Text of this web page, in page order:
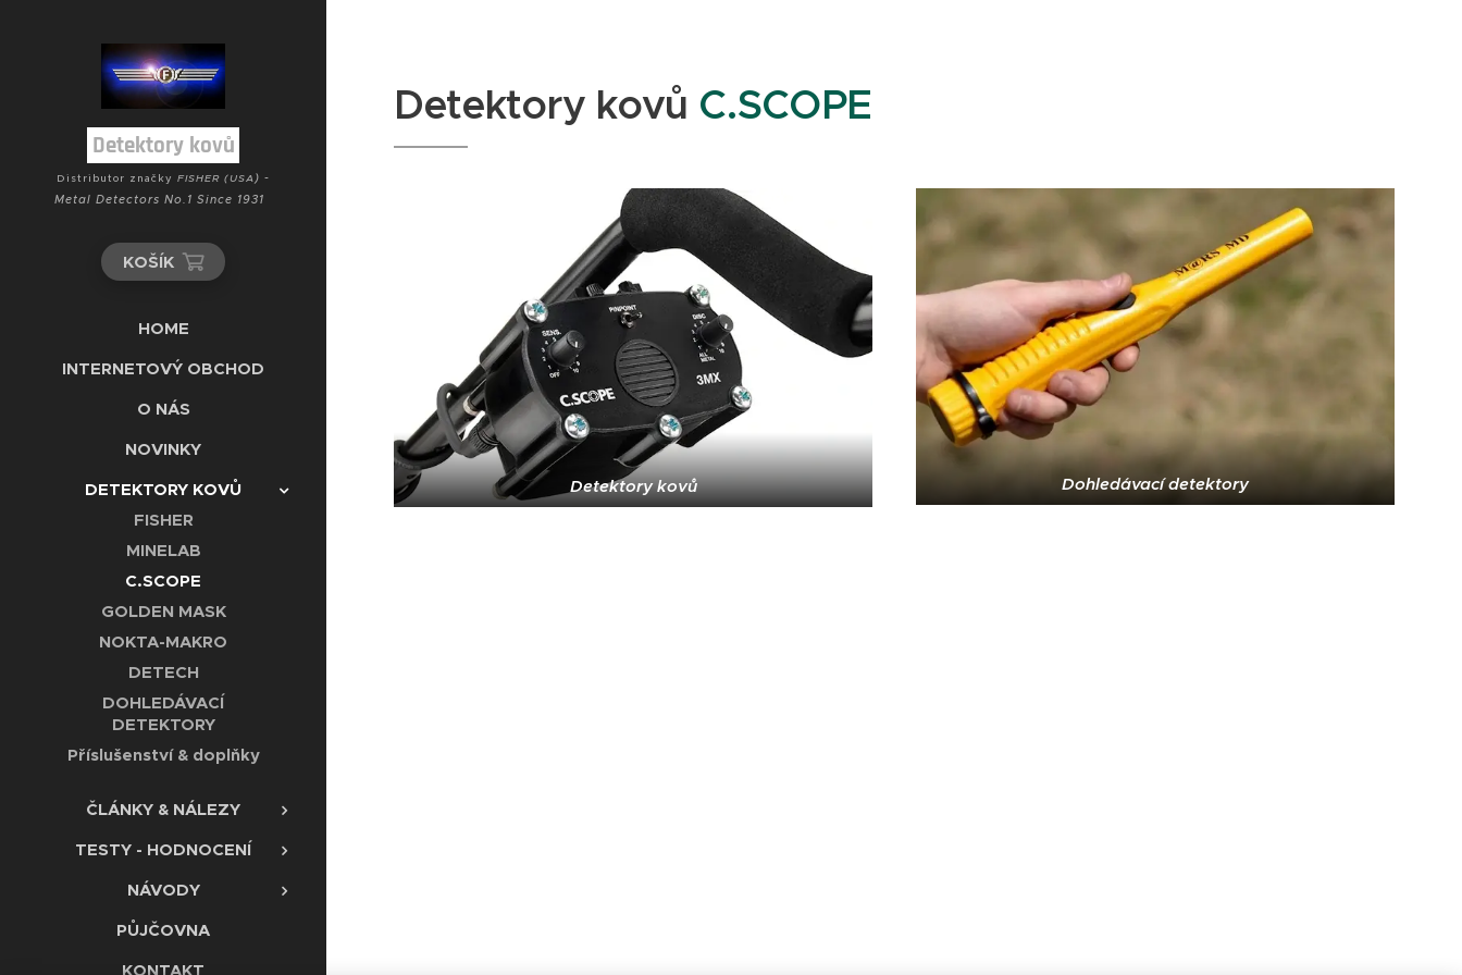
Detektory kovů
Distributor značky FISHER (USA) -
Metal Detectors No.1 Since 1931
KOŠÍK
HOME
INTERNETOVÝ OBCHOD
O NÁS
NOVINKY
DETEKTORY KOVŮ
FISHER
MINELAB
C.SCOPE
GOLDEN MASK
NOKTA-MAKRO
DETECH
DOHLEDÁVACÍ
DETEKTORY
Příslušenství & doplňky
ČLÁNKY & NÁLEZY
TESTY - HODNOCENÍ
NÁVODY
PŮJČOVNA
KONTAKT
Detektory kovů C.SCOPE
Detektory kovů Dohledávací detektory